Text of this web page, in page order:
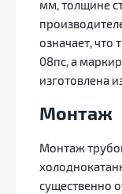
мм, толщине
означает, что
08пс, а
изготовлена
Монтаж
Монтаж
существенно